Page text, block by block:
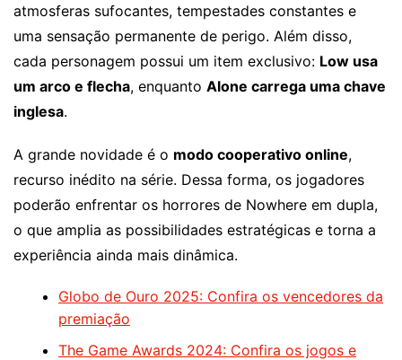
atmosferas sufocantes, tempestades constantes e
uma sensação permanente de perigo. Além disso,
cada personagem possui um item exclusivo: Low usa
um arco e flecha, enquanto Alone carrega uma chave
inglesa.
A grande novidade é o modo cooperativo online,
recurso inédito na série. Dessa forma, os jogadores
poderão enfrentar os horrores de Nowhere em dupla,
o que amplia as possibilidades estratégicas e torna a
experiência ainda mais dinâmica.
Globo de Ouro 2025: Confira os vencedores da
premiação
The Game Awards 2024: Confira os jogos e